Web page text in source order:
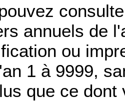
annuels de
ou
1 à 9999,
que ce dont